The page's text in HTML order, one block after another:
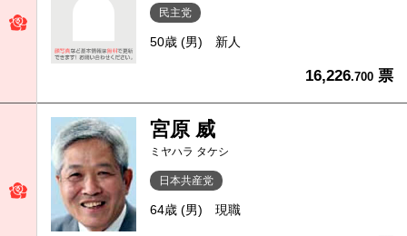
民主党
50歳 (男) 新人
16,226.700 票
宮原 威
ミヤハラ タケシ
日本共産党
64歳 (男) 現職